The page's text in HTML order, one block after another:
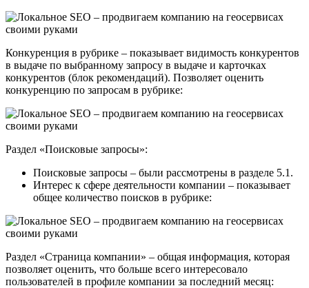
Конкуренция в рубрике – показывает видимость конкурентов
в выдаче по выбранному запросу в выдаче и карточках
конкурентов (блок рекомендаций). Позволяет оценить
конкуренцию по запросам в рубрике:
Раздел «Поисковые запросы»:
Поисковые запросы – были рассмотрены в разделе 5.1.
Интерес к сфере деятельности компании – показывает
общее количество поисков в рубрике:
Раздел «Страница компании» – общая информация, которая
позволяет оценить, что больше всего интересовало
пользователей в профиле компании за последний месяц: